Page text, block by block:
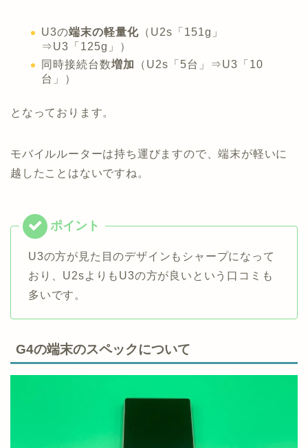
U3の端末の軽量化 （U2s「151g」
⇒U3「125g」）
同時接続台数増加
（U2s「5台」⇒U3「10
台」）
となっております。
モバイルルーターは持ち運びますので、端末が軽いに
越したことはないですね。
U3の方が見た目のデザインもシャープになって
おり、U2sよりもU3の方が良いという口コミも
多いです。
G4の端末のスペックについて